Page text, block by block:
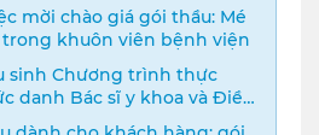
mời chào giá gói thầu: Mé
khuôn viên bệnh viện
sinh Chương trình thực
danh Bác sĩ y khoa và Điều